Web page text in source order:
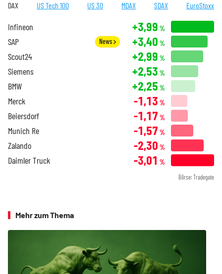
DAX US Tech 100 US 30 MDAX SDAX EuroStoxx
Infineon +3,99 %
SAP News +3,40 %
Scout24 +2,99 %
Siemens +2,53 %
BMW +2,25 %
Merck -1,13 %
Beiersdorf -1,17 %
Munich Re -1,57 %
Zalando -2,30 %
Daimler Truck -3,01 %
Börse: Tradegate
Mehr zum Thema